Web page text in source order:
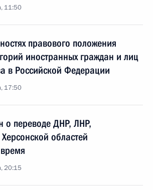
11:50
правового положения
иностранных граждан и лиц
в Российской Федерации
17:50
о переводе ДНР, ЛНР,
областей
20:15